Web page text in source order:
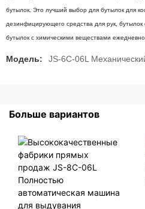
бутылок. Это лучший выбор для бутылок для
дезинфицирующего средства для рук,
бутылок с химическими веществами
Модель: JS-6C-06L
Больше вариантов